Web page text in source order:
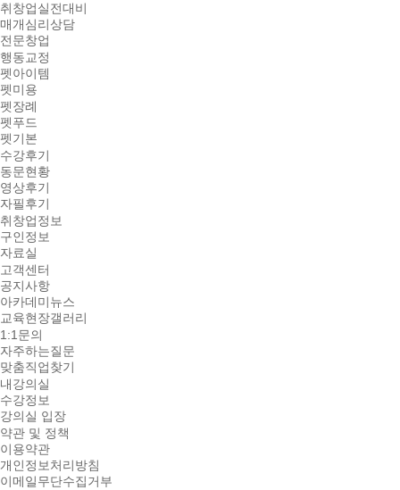
취창업실전대비
매개심리상담
전문창업
행동교정
펫아이템
펫미용
펫장례
펫푸드
펫기본
수강후기
동문현황
영상후기
자필후기
취창업정보
구인정보
자료실
고객센터
공지사항
아카데미뉴스
교육현장갤러리
1:1문의
자주하는질문
맞춤직업찾기
내강의실
수강정보
강의실 입장
약관 및 정책
이용약관
개인정보처리방침
이메일무단수집거부